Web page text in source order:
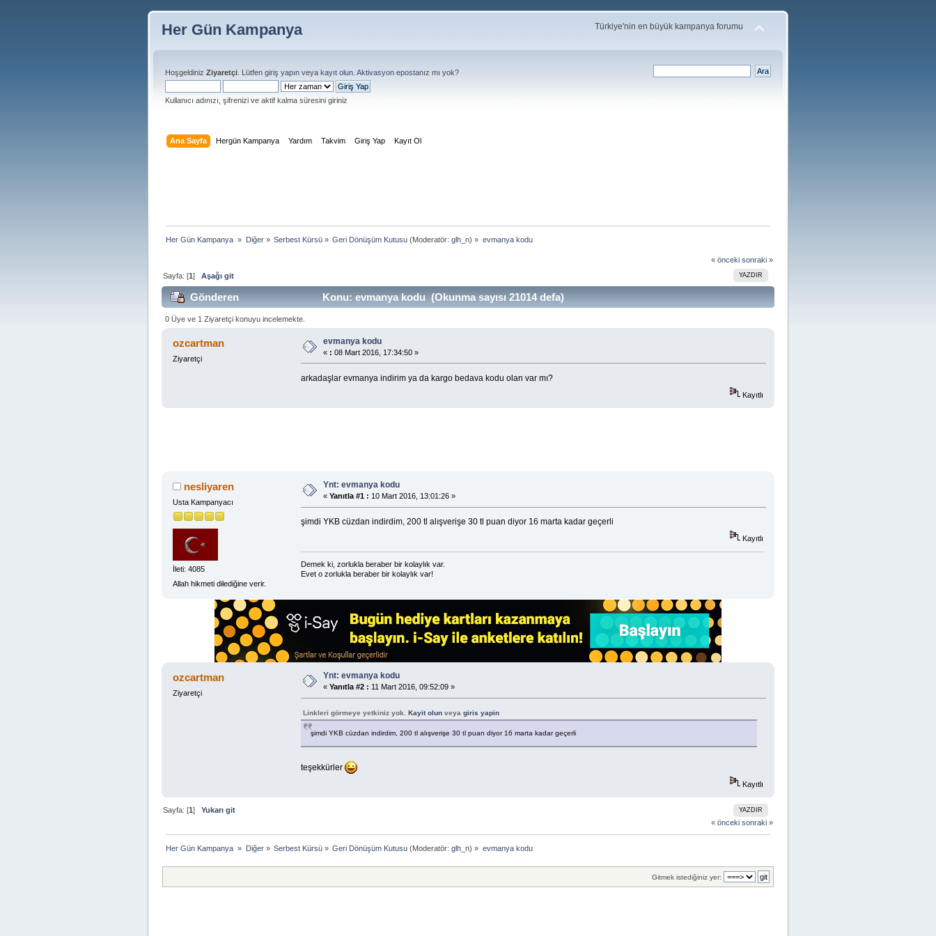
Her Gün Kampanya Türkiye'nin en büyük kampanya forumu
Hoşgeldiniz Ziyaretçi . Lütfen giriş yapın veya kayıt olun Aktivasyon epostanız mı yok?
Kullanıcı adınızı, şifrenizi ve aktif kalma süresini giriniz
Ana Sayfa Hergün Kampanya Yardım Takvim Giriş Yap Kayıt Ol
Her Gün Kampanya » Diğer» Serbest Kürsü» Geri Dönüşüm Kutusu (Moderatör:glh_n) » evmanya kodu
« önceki sonraki »
YAZDIR
Sayfa: [1]Aşağı git
Gönderen Konu: evmanya kodu (Okunma sayısı 21014 defa)
0 Üye ve 1 Ziyaretçi konuyu incelemekte.
ozcartman
Ziyaretçi
evmanya kodu
« : 08 Mart 2016, 17:34:50 »
arkadaşlar evmanya indirim ya da kargo bedava kodu olan var mı?
Kayıtlı
nesliyaren
Usta Kampanyacı
İleti: 4085
Allah hikmeti dilediğine verir.
Ynt: evmanya kodu
« Yanıtla #1 : 10 Mart 2016, 13:01:26 »
şimdi YKB cüzdan indirdim, 200 tl alışverişe 30 tl puan diyor 16 marta kadar geçerli
Kayıtlı
Demek ki, zorlukla beraber bir kolaylık var.
Evet o zorlukla beraber bir kolaylık var!
ozcartman
Ziyaretçi
Ynt: evmanya kodu
« Yanıtla #2 : 11 Mart 2016, 09:52:09 »
Linkleri görmeye yetkiniz yok. Kayit olunveya giris yapin
şimdi YKB cüzdan indirdim, 200 tl alışverişe 30 tl puan diyor 16 marta kadar geçerli
teşekkürler
Kayıtlı
YAZDIR
Sayfa: [1]Yukarı git
« önceki sonraki »
Her Gün Kampanya » Diğer» Serbest Kürsü» Geri Dönüşüm Kutusu (Moderatör:glh_n) » evmanya kodu
Gitmek istediğiniz yer: